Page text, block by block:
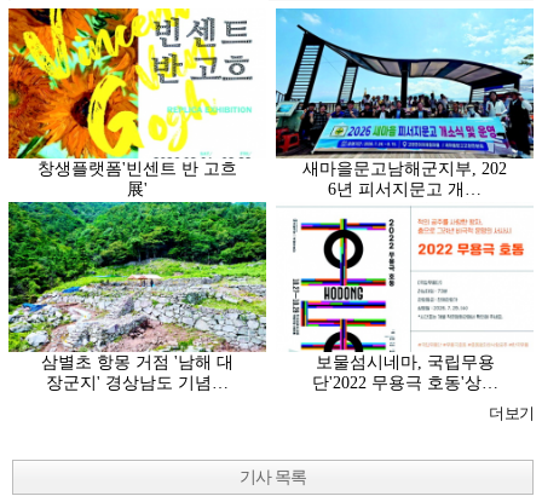
창생플랫폼'빈센트 반 고흐
展'
새마을문고남해군지부, 202
6년 피서지문고 개…
삼별초 항몽 거점 '남해 대
장군지' 경상남도 기념…
보물섬시네마, 국립무용
단'2022 무용극 호동'상…
더보기
기사 목록